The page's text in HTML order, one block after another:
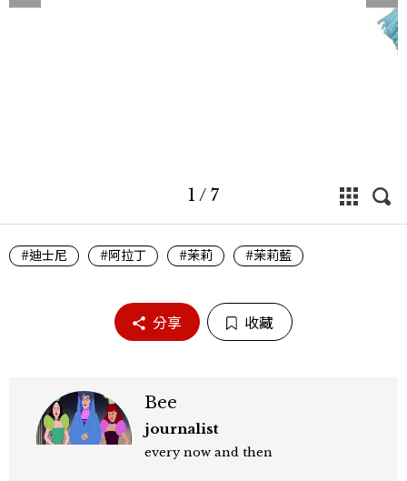
1 / 7
#迪士尼 #阿拉丁 #茉莉 #茉莉藍
分享 收藏
Bee
journalist
every now and then